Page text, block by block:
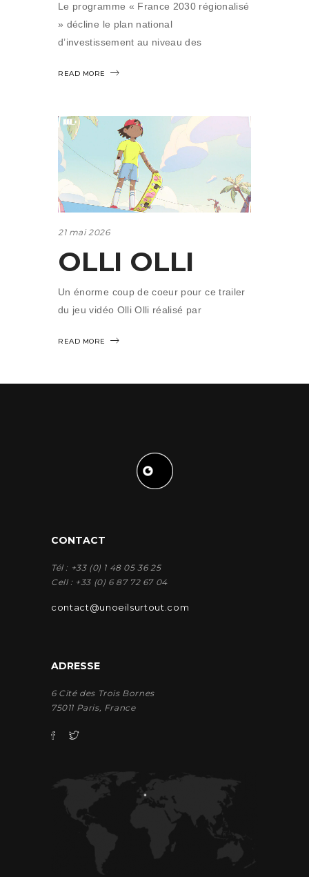
Le programme « France 2030 régionalisé
» décline le plan national
d’investissement au niveau des
READ MORE
21 mai 2026
OLLI OLLI
Un énorme coup de coeur pour ce trailer
du jeu vidéo Olli Olli réalisé par
READ MORE
CONTACT
Tél : +33 (0) 1 48 05 36 25
Cell : +33 (0) 6 87 72 67 04
contact@unoeilsurtout.com
ADRESSE
6 Cité des Trois Bornes
75011 Paris, France